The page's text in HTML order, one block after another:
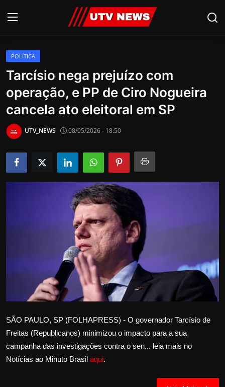
AO VIVO
PIRACICABA
CAMPINAS
LIMEIRA
ESPIRITO SANTO
Educação
Política
Saúde
POLÍTICA
Tarcísio nega prejuízo com
operação, e PP de Ciro Nogueira
cancela ato eleitoral em SP
UTV_NEWS 08/05/2026 - 18:50
SÃO PAULO, SP (FOLHAPRESS) - O governador Tarcísio de
Freitas (Republicanos) minimizou o impacto para a sua
campanha das investigações contra o sen... leia mais no
Notícias ao Minuto Brasil aqui.